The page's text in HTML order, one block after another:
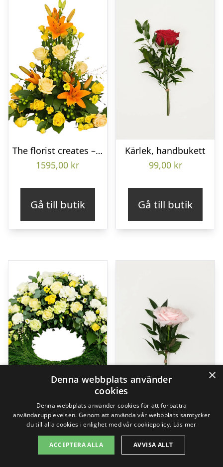
The florist creates – Funeral decoration
1595,00 kr
Gå till butik
Kärlek, handbukett
99,00 kr
Gå till butik
The florist creates – Funeral wreath
2495,00kr
Älskad, handbukett
99,00kr
×
Denna webbplats använder
cookies
Denna webbplats använder cookies för att förbättra
användarupplevelsen. Genom att använda vår webbplats samtycker
du till alla cookies i enlighet med vår cookiepolicy. Läs mer
ACCEPTERA ALLA AVVISA ALLT